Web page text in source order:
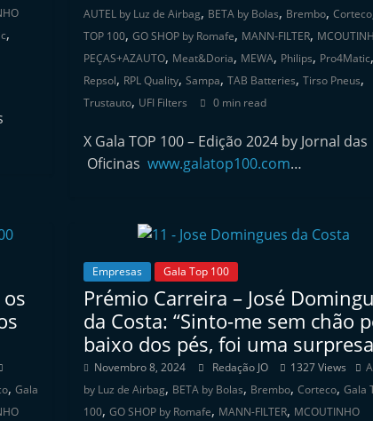
,
AUTEL by Luz de Airbag, BETA by Bolas, Brembo,Corteco
TOP 100,GO SHOP by Romafe, MANN-FILTER,
PEÇAS+AZAUTO, Meat&Doria, MEWA, Philips, Pro4Matic,
Repsol, RPL Quality,Sampa,TAB Batteries,Tirso Pneus,
Trustauto, UFI Filters 0 min read
X Gala TOP 100 – Edição 2024 by Jornal das
Oficinaswww.galatop100.com…
, Gala
Empresas Gala Top 100
Prémio Carreira – José
da Costa: “Sinto-me sem chão
baixo dos pés, foi uma
Novembro 8, 2024 Redação JO 1327 Views
by Luz de Airbag, BETA by Bolas, Brembo,Corteco,Gala
100,GO SHOP by Romafe, MANN-FILTER, MCOUTINHO